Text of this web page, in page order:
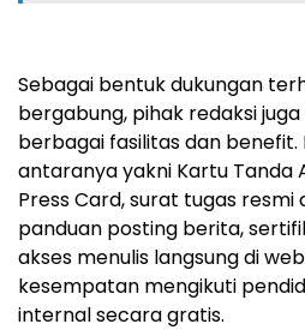
Sebagai bentuk dukungan
bergabung, pihak redaksi
berbagai fasilitas dan benefit.
antaranya yakni Kartu Tanda
Press Card, surat tugas resmi
panduan posting berita,
akses menulis langsung di
kesempatan mengikuti
internal secara gratis.